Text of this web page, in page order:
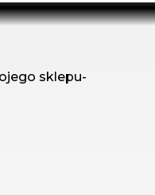
sklepu-